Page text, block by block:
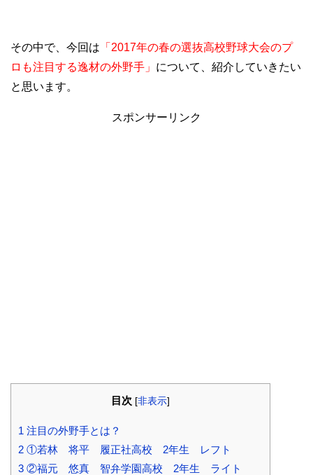
その中で、今回は 「2017年の春の選抜高校野球大会のプ
ロも注目する逸材の外野手」 について、紹介していきたい
と思います。
スポンサーリンク
目次 [非表示]
1 注目の外野手とは？
2 ①若林 将平 履正社高校 2年生 レフト
3 ②福元 悠真 智弁学園高校 2年生 ライト